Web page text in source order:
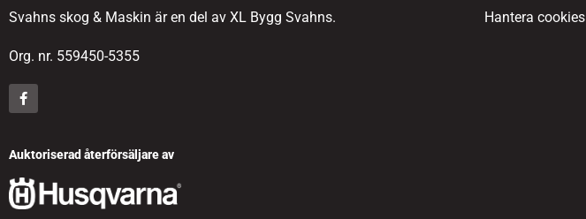
Svahns skog & Maskin är en del av XL Bygg Svahns.
Org. nr. 559450-5355
Auktoriserad återförsäljare av
Hantera cookies